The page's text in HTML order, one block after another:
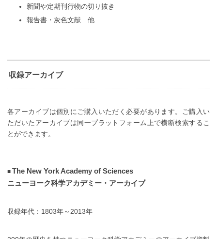
新聞や定期刊行物の切り抜き
報告書・灰色文献 他
収録アーカイブ
各アーカイブは個別にご購入いただく必要があります。ご購入い
ただいたアーカイブは同一プラットフォーム上で横断検索するこ
とができます。
The New York Academy of Sciences
ニューヨーク科学アカデミー・アーカイブ
収録年代：1803年～2013年